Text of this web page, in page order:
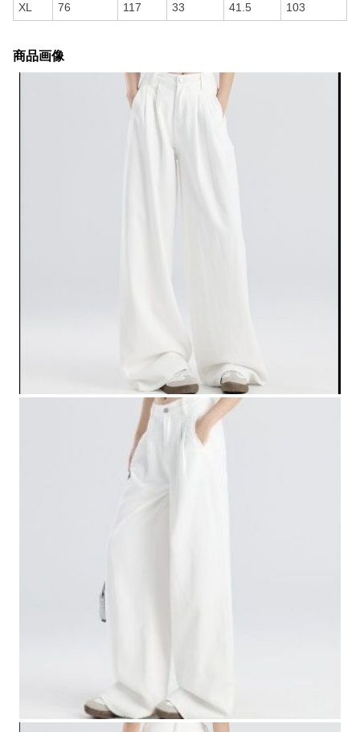
XL 76 117 33 41.5 103
商品画像